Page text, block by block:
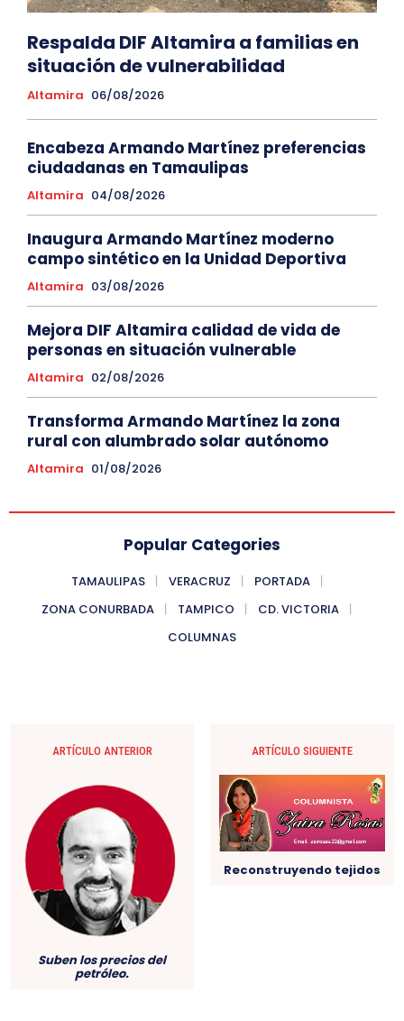
Respalda DIF Altamira a familias en
situación de vulnerabilidad
Altamira 06/08/2026
Encabeza Armando Martínez preferencias
ciudadanas en Tamaulipas
Altamira 04/08/2026
Inaugura Armando Martínez moderno
campo sintético en la Unidad Deportiva
Altamira 03/08/2026
Mejora DIF Altamira calidad de vida de
personas en situación vulnerable
Altamira 02/08/2026
Transforma Armando Martínez la zona
rural con alumbrado solar autónomo
Altamira 01/08/2026
Popular Categories
TAMAULIPAS VERACRUZ
PORTADA
ZONA CONURBADA
TAMPICO
CD. VICTORIA
COLUMNAS
ARTÍCULO ANTERIOR
Suben los precios del
petróleo.
ARTÍCULO SIGUIENTE
Reconstruyendo tejidos